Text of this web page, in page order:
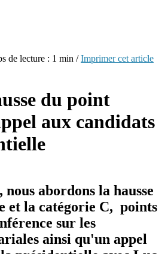
de lecture : 1 min /Imprimer cet article
du point
aux candidats
nous abordons la hausse
et la catégorie C, points
sur les
ainsi qu'un appel